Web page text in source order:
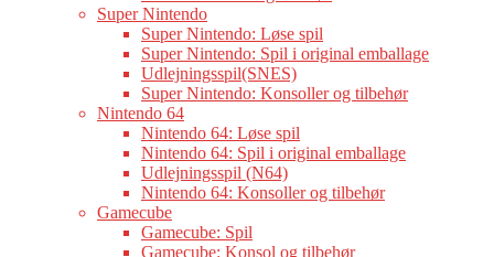
Super Nintendo
Super Nintendo: Løse spil
Super Nintendo: Spil i original emballage
Udlejningsspil(SNES)
Super Nintendo: Konsoller og tilbehør
Nintendo 64
Nintendo 64: Løse spil
Nintendo 64: Spil i original emballage
Udlejningsspil (N64)
Nintendo 64: Konsoller og tilbehør
Gamecube
Gamecube: Spil
Gamecube: Konsol og tilbehør